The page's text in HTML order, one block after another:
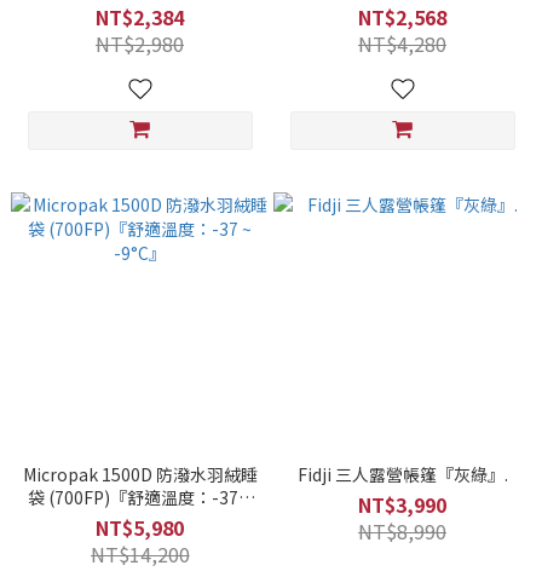
NT$2,384
NT$2,980
NT$2,568
NT$4,280
Micropak 1500D 防潑水羽絨睡
袋 (700FP)『舒適溫度：-37 ~
-9°C』
NT$5,980
NT$14,200
Fidji 三人露營帳篷『灰綠』.
NT$3,990
NT$8,990